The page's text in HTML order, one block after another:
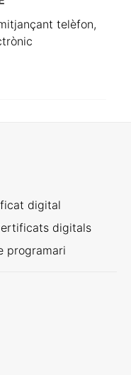
telèfon,
digital
digitals
programari